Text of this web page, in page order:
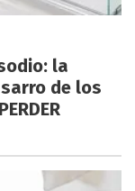
la
sarro de los